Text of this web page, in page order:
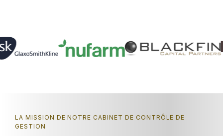
LA MISSION DE NOTRE CABINET DE CONTRÔLE DE
GESTION